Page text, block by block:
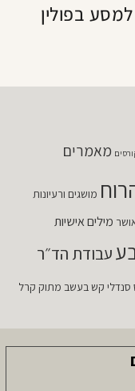
בפולין
מאמרים
מושגים ורעיונות
מילים אישיות
עבודת הד״ר
סנדלי קש בעשב מתוק קרל